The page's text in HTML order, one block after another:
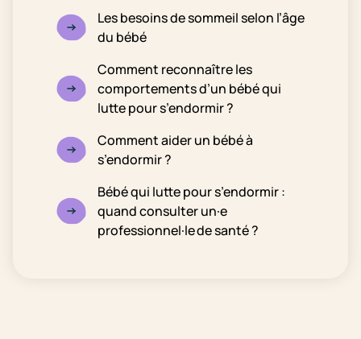
Les besoins de sommeil selon l’âge
du bébé
Comment reconnaître les
comportements d’un bébé qui
lutte pour s’endormir ?
Comment aider un bébé à
s’endormir ?
Bébé qui lutte pour s’endormir :
quand consulter un·e
professionnel·le de santé ?